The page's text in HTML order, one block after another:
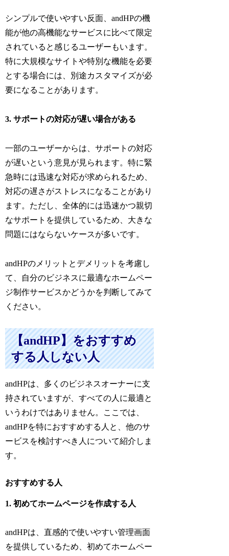
シンプルで使いやすい反面、andHPの機
能が他の高機能なサービスに比べて限定
されていると感じるユーザーもいます。
特に大規模なサイトや特別な機能を必要
とする場合には、別途カスタマイズが必
要になることがあります。
3. サポートの対応が遅い場合がある
一部のユーザーからは、サポートの対応
が遅いという意見が見られます。特に緊
急時には迅速な対応が求められるため、
対応の遅さがストレスになることがあり
ます。ただし、全体的には迅速かつ親切
なサポートを提供しているため、大きな
問題にはならないケースが多いです。
andHPのメリットとデメリットを考慮し
て、自分のビジネスに最適なホームペー
ジ制作サービスかどうかを判断してみて
ください。
【andHP】をおすすめ
する人しない人
andHPは、多くのビジネスオーナーに支
持されていますが、すべての人に最適と
いうわけではありません。ここでは、
andHPを特におすすめする人と、他のサ
ービスを検討すべき人について紹介しま
す。
おすすめする人
1. 初めてホームページを作成する人
andHPは、直感的で使いやすい管理画面
を提供しているため、初めてホームペー